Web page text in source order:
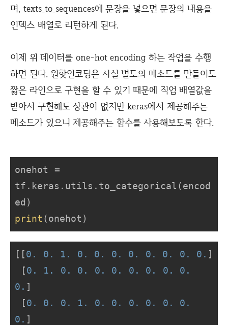
며, texts_to_sequences에 문장을 넣으면 문장의 내용을
인덱스 배열로 리턴하게 된다.
이제 위 데이터를 one-hot encoding 하는 작업을 수행
하면 된다. 원핫인코딩은 사실 별도의 메소드를 만들어도
짧은 라인으로 구현을 할 수 있기 때문에 직업 배열값을
받아서 구현해도 상관이 없지만 keras에서 제공해주는
메소드가 있으니 제공해주는 함수를 사용해보도록 한다.
onehot =
tf.keras.utils.to_categorical(encod
print (onehot)
[[0. 0. 1. 0. 0. 0. 0. 0. 0. 0. 0. ]
[0. 1. 0. 0. 0. 0. 0. 0. 0.
0.
0. ]
[0. 0. 0. 1. 0. 0. 0. 0. 0.
0.
0. ]